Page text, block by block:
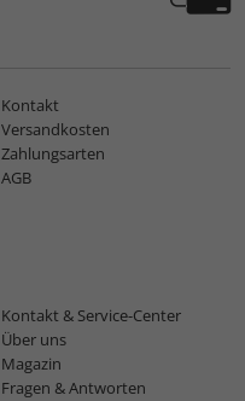
Kontakt
Versandkosten
Zahlungsarten
AGB
Kontakt & Service-Center
Über uns
Magazin
Fragen & Antworten